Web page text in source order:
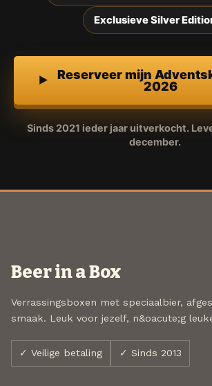
Exclusieve Silver
Reserveer mijn
2026
Sinds 2021 ieder jaar uitverkocht.
december.
Beer in a Box
Verrassingsboxen met speciaalbier,
smaak. Leuk voor jezelf, n&oacute;g
✓ Veilige betaling ✓ Sinds 2013